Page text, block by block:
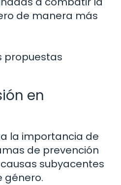
de manera más
propuestas
en
la importancia de
de prevención
subyacentes
género.